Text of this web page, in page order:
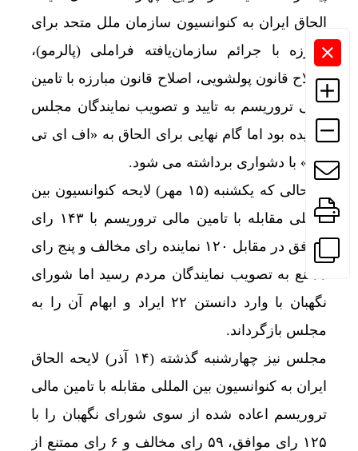
الحاق ایران به کنوانسیون سازمان ملل متحد برای
مبارزه با جرائم سازمان‌یافته فراملی (پالرمو)،
اصلاح قانون پولشویی، اصلاح قانون مبارزه با تامین
مالی تروریسم به تایید و تصویب نمایندگان مجلس
رسیده بود اما گام نهایی برای الحاق به «اف ای تی
اف» با دشواری برداشته می شود.
در حالی که یکشنبه (۱۵ مهر) لایحه کنوانسیون بین
المللی مقابله با تامین مالی تروریسم با ۱۴۳ رای
موافق در مقابل ۱۲۰ نماینده رای مخالف و پنج رای
ممتنع به تصویب نمایندگان مردم رسید اما شورای
نگهبان با وارد دانستن ۲۲ ایراد و ابهام آن را به
مجلس بازگرداند.
مجلس نیز چهارشنبه گذشته (۱۴ آذر) لایحه الحاق
ایران به کنوانسیون بین المللی مقابله با تامین مالی
تروریسم اعاده شده از سوی شورای نگهبان را با
۱۲۵ رای موافق، ۵۹ رای مخالف و ۶ رای ممتنع از